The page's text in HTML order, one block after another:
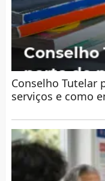
Conselho Tutelar
serviços e como